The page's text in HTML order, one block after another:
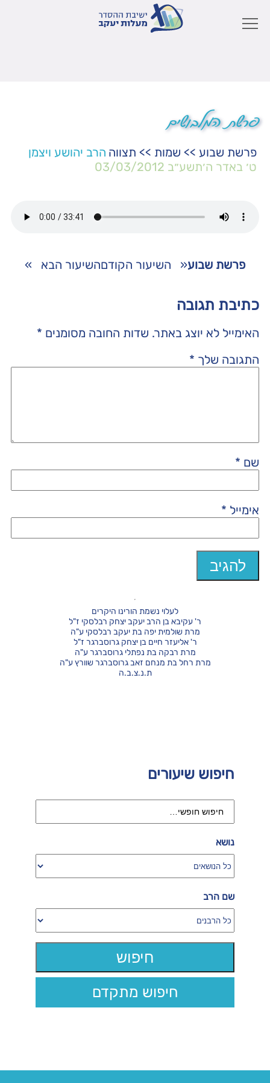
פרשת המלבושים
פרשת שבוע >> שמות >> תצווה הרב יהושע ויצמן
ט׳ באדר ה׳תשע״ב 03/03/2012
פרשת שבוע« השיעור הקודםהשיעור הבא »
כתיבת תגובה
האימייל לא יוצג באתר. שדות החובה מסומנים *
התגובה שלך *
שם *
אימייל *
חיפוש שיעורים
נושא
שם הרב
חיפוש מתקדם
לעלוי נשמת הורינו היקרים
ר' עקיבא בן הרב יעקב יצחק רבלסקי ז"ל
מרת שולמית יפה בת יעקב רבלסקי ע"ה
ר' אליעזר חיים בן יצחק גרוסברגר ז"ל
מרת רבקה בת נפתלי גרוסברגר ע"ה
מרת רחל בת מנחם זאב גרוסברגר שוורץ ע"ה
ת.נ.צ.ב.ה